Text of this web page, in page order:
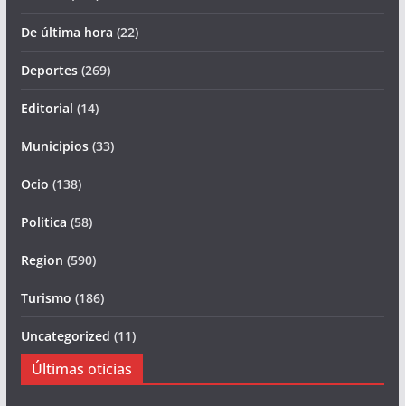
De última hora (22)
Deportes(269)
Editorial (14)
Municipios(33)
Ocio (138)
Politica (58)
Region (590)
Turismo (186)
Uncategorized (11)
Últimas oticias